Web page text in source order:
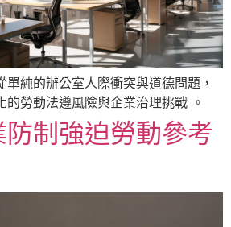
純的辦公室人際衝突與道德問題，
的勞動法遵風險與企業治理挑戰 。
制強迫勞動參考